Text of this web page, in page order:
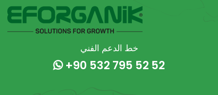
خط الدعم الفني
+90 532 795 52 52